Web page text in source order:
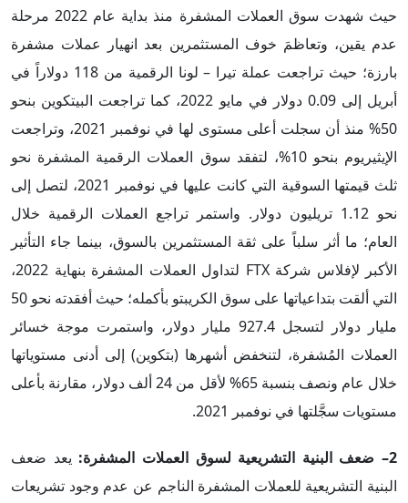
حيث شهدت سوق العملات المشفرة منذ بداية عام 2022 مرحلة
عدم يقين، وتعاظمَ خوف المستثمرين بعد انهيار عملات مشفرة
بارزة؛ حيث تراجعت عملة تيرا – لونا الرقمية من 118 دولاراً في
أبريل إلى 0.09 دولار في مايو 2022، كما تراجعت البيتكوين بنحو
50% منذ أن سجلت أعلى مستوى لها في نوفمبر 2021، وتراجعت
الإيثيريوم بنحو 10%، لتفقد سوق العملات الرقمية المشفرة نحو
ثلث قيمتها السوقية التي كانت عليها في نوفمبر 2021، لتصل إلى
نحو 1.12 تريليون دولار. واستمر تراجع العملات الرقمية خلال
العام؛ ما أثر سلباً على ثقة المستثمرين بالسوق، بينما جاء التأثير
الأكبر لإفلاس شركة FTX لتداول العملات المشفرة بنهاية 2022،
التي ألقت بتداعياتها على سوق الكريبتو بأكمله؛ حيث أفقدته نحو 50
مليار دولار لتسجل 927.4 مليار دولار، واستمرت موجة خسائر
العملات المُشفرة، لتنخفض أشهرها (بتكوين) إلى أدنى مستوياتها
خلال عام ونصف بنسبة 65% لأقل من 24 ألف دولار، مقارنة بأعلى
مستويات سجَّلتها في نوفمبر 2021.
2– ضعف البنية التشريعية لسوق العملات المشفرة:
يعد ضعف
البنية التشريعية للعملات المشفرة الناجم عن عدم وجود تشريعات